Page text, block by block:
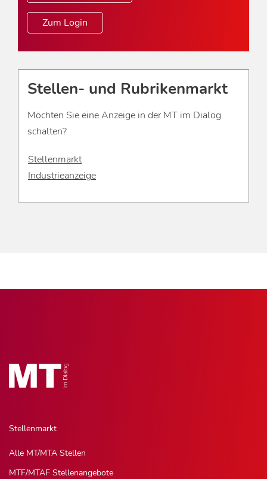
Zum Login
Stellen- und Rubrikenmarkt
Möchten Sie eine Anzeige in der MT im Dialog
schalten?
Stellenmarkt
Industrieanzeige
Stellenmarkt
Alle MT/MTA Stellen
MTF/MTAF Stellenangebote